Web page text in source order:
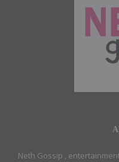
Neth Gossip ,